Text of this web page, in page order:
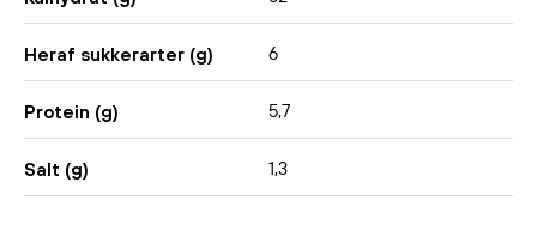
Heraf sukkerarter (g) 6
Protein (g) 5,7
Salt (g) 1,3